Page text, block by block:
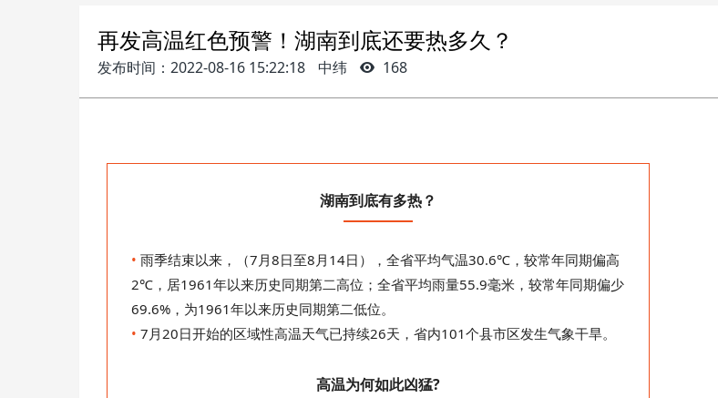
再发高温红色预警！湖南到底还要热多久？
发布时间：2022-08-16 15:22:18 中纬 168
湖南到底有多热？
• 雨季结束以来，（7月8日至8月14日），全省平均气温30.6℃，较常年同期偏高
2℃，居1961年以来历史同期第二高位；全省平均雨量55.9毫米，较常年同期偏少
69.6%，为1961年以来历史同期第二低位。
• 7月20日开始的区域性高温天气已持续26天，省内101个县市区发生气象干旱。
高温为何如此凶猛?